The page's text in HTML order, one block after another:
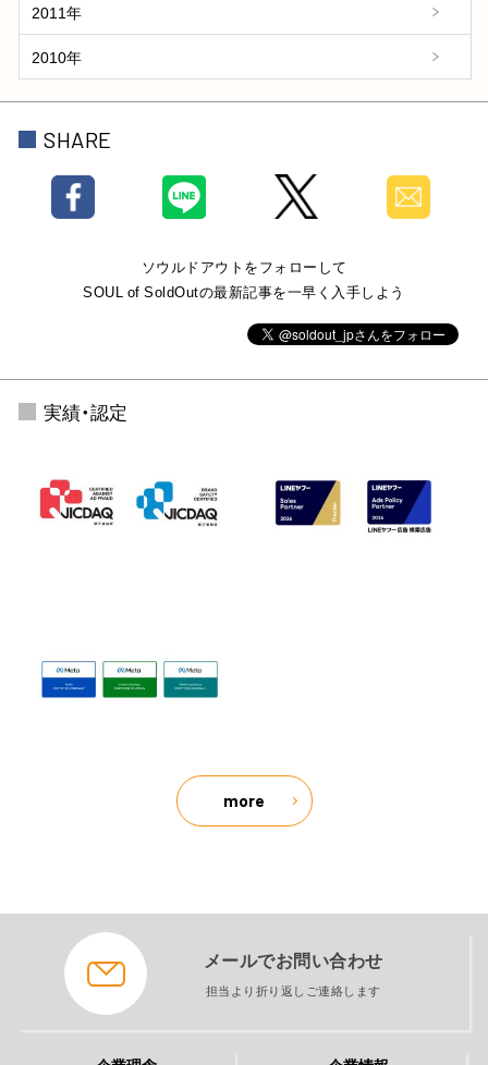
2011年
2010年
SHARE
ソウルドアウトをフォローして
SOUL of SoldOutの最新記事を一早く入手しよう
実績・認定
more
メールでお問い合わせ
担当より折り返しご連絡します